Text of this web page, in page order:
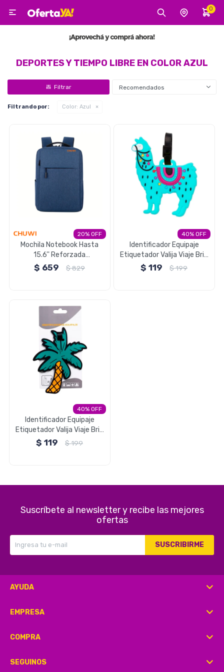
0

DEPORTES Y TIEMPO LIBRE EN COLOR AZUL
Recomendados
Filtrando por: Color: Azul
20
Mochila Notebook Hasta
15.6'' Reforzada
Impermeable Chuwi - Azul
$ 659 $829
40
Identificador Equipaje
Etiquetador Valija Viaje Brio
- Alpaca
$ 119 $199
40
Identificador Equipaje
Etiquetador Valija Viaje Brio
- Palmera
$ 119 $199
Suscríbete al newsletter y recibe las mejores
ofertas
SUSCRIBIRME
AYUDA
EMPRESA
COMPRA
SEGUINOS
MI CUENTA
Tecnología
Tv, Audio y Video
Tecnología
Gaming
Electrodomésticos
Hogar y Jardín
Deportes y Tiempo Libre
Bebés y Niños
Papelería